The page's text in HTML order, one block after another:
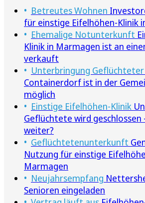
Betreutes Wohnen
für einstige Eifelhöhen-Klinik
Ehemalige Notunterkunft
Klinik in Marmagen ist an
verkauft
Unterbringung Geflüchteter
Containerdorf ist in der
möglich
Einstige Eifelhöhen-Klinik
Geflüchtete wird geschlossen
weiter?
Geflüchtetenunterkunft
Nutzung für einstige
Marmagen
Neujahrsempfang
Senioren eingeladen